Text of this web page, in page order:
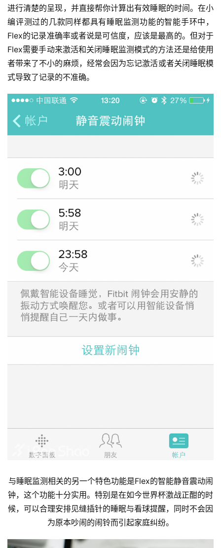
进行清楚的呈现，并直接帮你计算出有效睡眠的时间。在小
编评测过的几款同样都具有睡眠监测功能的智能手环中，
Flex的记录准确率或者说是可信度，应该是最高的。但对于
Flex需要手动来激活和关闭睡眠监测模式的方法还是给使用
者带来了不小的麻烦，经常会因为忘记激活或者关闭睡眠模
式导致了记录的不准确。
与睡眠监测相关的另一个特色功能是Flex的智能静音震动闹
钟，这个功能十分实用。特别是在如今世界杯激战正酣的时
候，可以合理安排见缝插针的睡眠与看球提醒，同时不会因
为原本吵闹的闹铃而引起家庭纠纷。